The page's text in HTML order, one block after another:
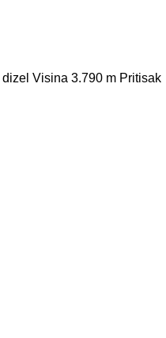
dizel Visina 3.790 m Pritisak